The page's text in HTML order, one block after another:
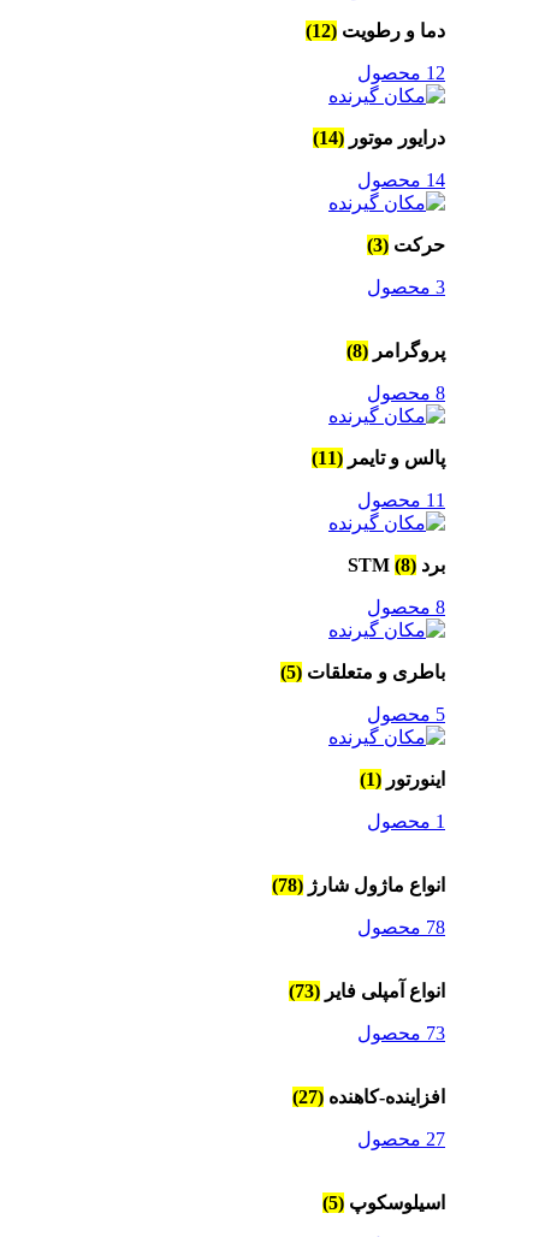
دما و رطویت (12)
12 محصول
درایور موتور (14)
14 محصول
حرکت (3)
3 محصول
پروگرامر (8)
8 محصول
پالس و تایمر (11)
11 محصول
برد STM (8)
8 محصول
باطری و متعلقات (5)
5 محصول
اینورتور (1)
1 محصول
انواع ماژول شارژ (78)
78 محصول
انواع آمپلی فایر (73)
73 محصول
افزاینده-کاهنده (27)
27 محصول
اسیلوسکوپ (5)